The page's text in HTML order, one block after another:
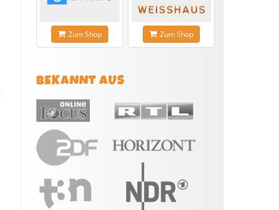
Zum Shop Zum Shop
BEKANNT AUS